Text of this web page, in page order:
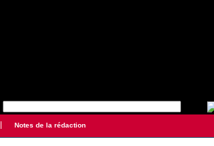
Notes de la rédaction